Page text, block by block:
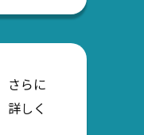
さらに
詳しく